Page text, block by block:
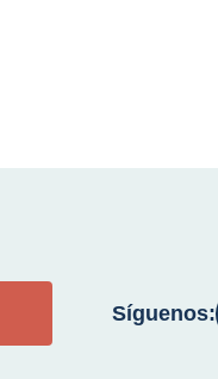
Síguenos: